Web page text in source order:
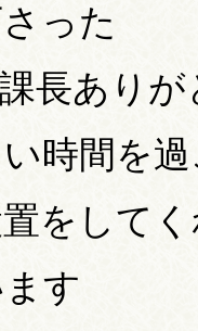
った
長あり
時間を
をして
す